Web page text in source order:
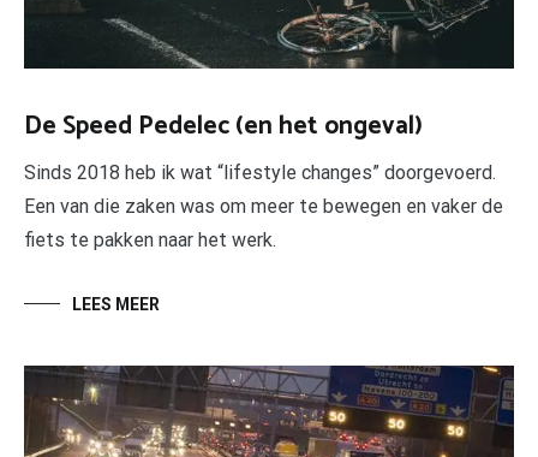
De Speed Pedelec (en het ongeval)
Sinds 2018 heb ik wat “lifestyle changes” doorgevoerd.
Een van die zaken was om meer te bewegen en vaker de
fiets te pakken naar het werk.
LEES MEER